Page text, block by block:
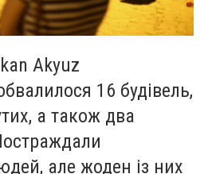
Akyuz
16 будівель,
а також два
але жоден із них